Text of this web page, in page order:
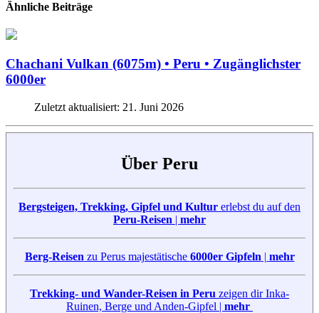
Ähnliche Beiträge
Chachani Vulkan (6075m) • Peru • Zugänglichster
6000er
Zuletzt aktualisiert: 21. Juni 2026
Über Peru
Bergsteigen, Trekking, Gipfel und Kultur erlebst du auf den
Peru-Reisen | mehr
Berg-Reisen zu Perus majestätische 6000er Gipfeln | mehr
Trekking- und Wander-Reisen in Peru zeigen dir Inka-
Ruinen, Berge und Anden-Gipfel | mehr